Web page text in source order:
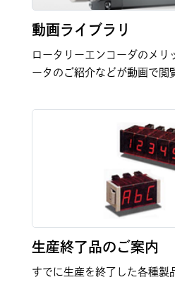
動画ライブラリ
ロータリーエンコーダのメリ
ータのご紹介などが動画で閲
生産終了品のご案内
すでに生産を終了した各種製